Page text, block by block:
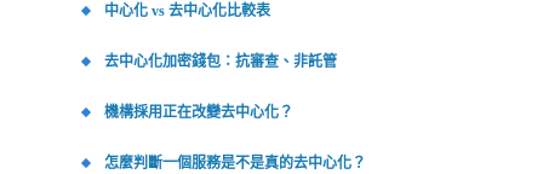
中心化 vs 去中心化比較表
去中心化加密錢包：抗審查、非託管
機構採用正在改變去中心化？
怎麼判斷一個服務是不是真的去中心化？